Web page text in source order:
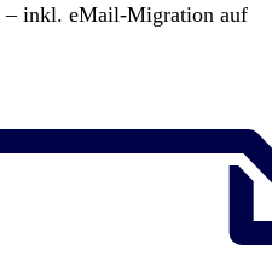
– inkl. eMail-Migration auf